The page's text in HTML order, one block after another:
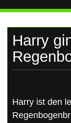
Harry
Harry ist den